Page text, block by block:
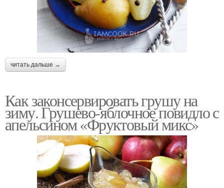
читать дальше →
Как законсервировать грушу на
зиму. Грушево-яблочное повидло с
апельсином «Фруктовый микс»